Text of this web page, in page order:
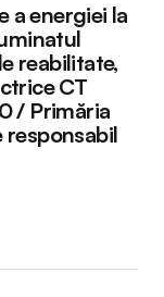
a energiei la
reabilitate,
CT
/ Primăria
responsabil